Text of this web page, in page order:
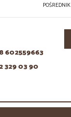
POŚREDNIK
602559663
329 03 90